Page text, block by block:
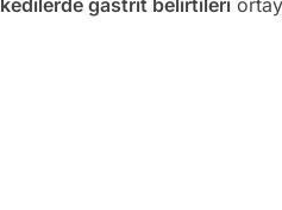
kedilerde gastrit belirtileri